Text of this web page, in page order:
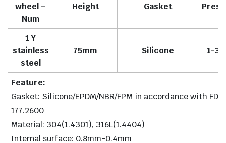
wheel –
Num
Height Gasket
1 Y
stainless
steel
75mm Silicone 1-
Feature:
Gasket: Silicone/EPDM/NBR/FPM in accordance with FDA
177.2600
Material: 304(1.4301), 316L(1.4404)
Internal surface: 0.8mm-0.4mm